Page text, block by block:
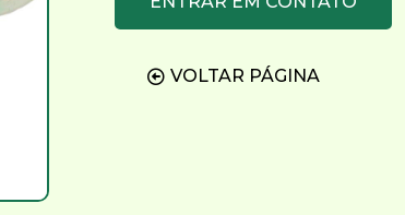
VOLTAR PÁGINA